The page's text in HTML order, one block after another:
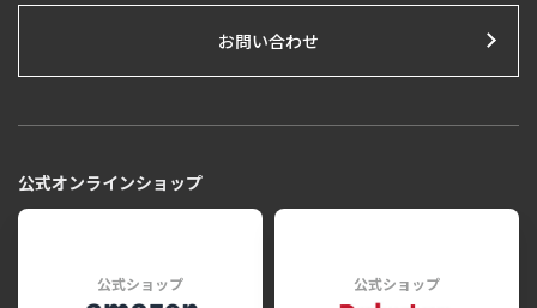
お問い合わせ
公式オンラインショップ
公式ショップ 公式ショップ